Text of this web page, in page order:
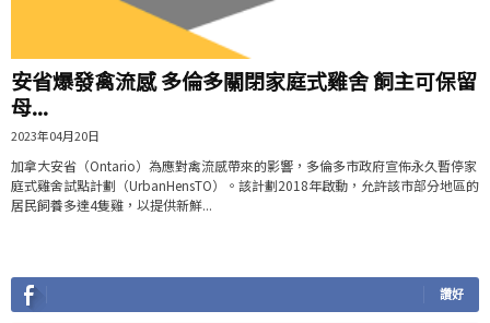
安省爆發禽流感 多倫多關閉家庭式雞舍 飼主可保留
母...
2023年04月20日
加拿大安省（Ontario）為應對禽流感帶來的影響，多倫多市政府宣佈永久暫停家
庭式雞舍試點計劃（UrbanHensTO）。該計劃2018年啟動，允許該市部分地區的
居民飼養多達4隻雞，以提供新鮮...
讚好